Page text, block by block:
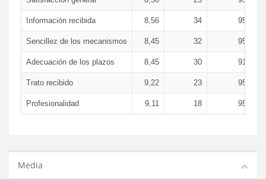
Información recibida 8,56 34 95,57 %
Sencillez de los mecanismos 8,45 32 95,57 %
Adecuación de los plazos 8,45 30 91,14 %
Trato recibido 9,22 23 95,57 %
Profesionalidad 9,11 18 95,57 %
Media